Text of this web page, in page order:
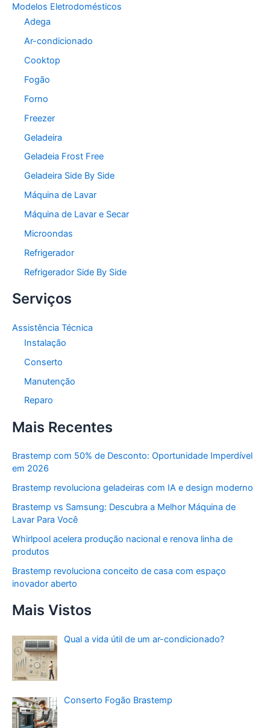
Modelos Eletrodomésticos
Adega
Ar-condicionado
Cooktop
Fogão
Forno
Freezer
Geladeira
Geladeia Frost Free
Geladeira Side By Side
Máquina de Lavar
Máquina de Lavar e Secar
Microondas
Refrigerador
Refrigerador Side By Side
Serviços
Assistência Técnica
Instalação
Conserto
Manutenção
Reparo
Mais Recentes
Brastemp com 50% de Desconto: Oportunidade Imperdível
em 2026
Brastemp revoluciona geladeiras com IA e design moderno
Brastemp vs Samsung: Descubra a Melhor Máquina de
Lavar Para Você
Whirlpool acelera produção nacional e renova linha de
produtos
Brastemp revoluciona conceito de casa com espaço
inovador aberto
Mais Vistos
Qual a vida útil de um ar-condicionado?
Conserto Fogão Brastemp